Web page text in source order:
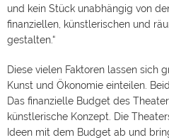
und kein Stück unabhängig von
finanziellen, künstlerischen und
gestalten.“
Diese vielen Faktoren lassen sich
Kunst und Ökonomie einteilen.
Das finanzielle Budget des
künstlerische Konzept. Die
Ideen mit dem Budget ab und